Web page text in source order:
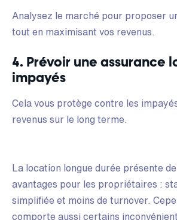
Analysez le marché pour proposer
tout en maximisant vos revenus.
4. Prévoir une assurance
impayés
Cela vous protège contre les
revenus sur le long terme.
La location longue durée présente
avantages pour les propriétaires :
simplifiée et moins de turnover.
comporte aussi certains